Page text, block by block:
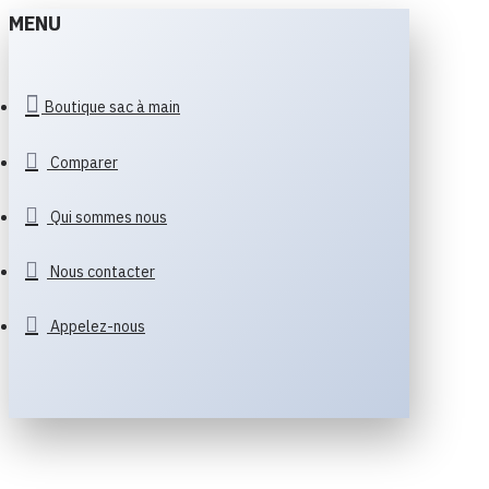
MENU
Boutique sac à main
Comparer
Qui sommes nous
Nous contacter
Appelez-nous